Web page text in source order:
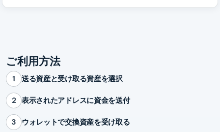
ご利用方法
1 送る資産と受け取る資産を選択
2 表示されたアドレスに資金を送付
3 ウォレットで交換資産を受け取る